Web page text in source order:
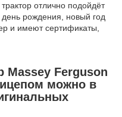
отлично подойдёт
день рождения, новый год
и имеют сертификаты,
Massey Ferguson
можно в